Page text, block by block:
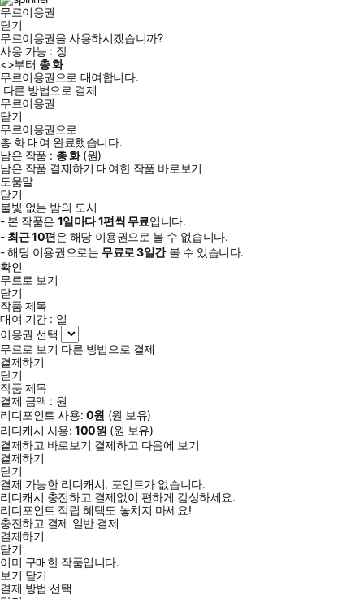
무료이용권
닫기
무료이용권을 사용하시겠습니까?
사용 가능 : 장
<>부터 총화
무료이용권으로 대여합니다.
다른 방법으로 결제
무료이용권
닫기
무료이용권으로
총 화대여 완료했습니다.
남은 작품 : 총화(원)
남은 작품 결제하기 대여한 작품 바로보기
도움말
닫기
불빛 없는 밤의 도시
- 본 작품은 1일마다1편씩 무료입니다.
- 최근10편은 해당 이용권으로 볼 수 없습니다.
- 해당 이용권으로는 무료로3일간볼 수 있습니다.
확인
무료로 보기
닫기
작품 제목
대여 기간 : 일
이용권 선택
무료로 보기 다른 방법으로 결제
결제하기
닫기
작품 제목
결제 금액 : 원
리디포인트 사용: 0원 (원 보유)
리디캐시 사용:100원 (원 보유)
결제하고 바로보기 결제하고 다음에 보기
결제하기
닫기
결제 가능한 리디캐시, 포인트가 없습니다.
리디캐시 충전하고 결제없이 편하게 감상하세요.
리디포인트 적립 혜택도 놓치지 마세요!
충전하고 결제 일반 결제
결제하기
닫기
이미 구매한 작품입니다.
보기 닫기
결제 방법 선택